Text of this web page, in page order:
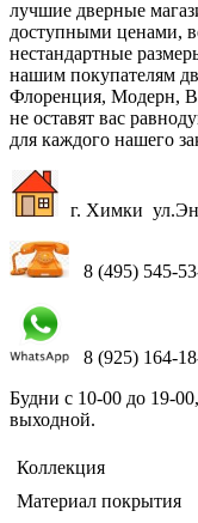
лучшие дверные
доступными ценами,
нестандартные
нашим покупателям
Флоренция, Модерн,
не оставят вас
для каждого нашего
г. Химки
8 (495) 545-
8 (925) 164-
Будни с 10-00 до 19-
выходной.
Коллекция
Материал покрытия